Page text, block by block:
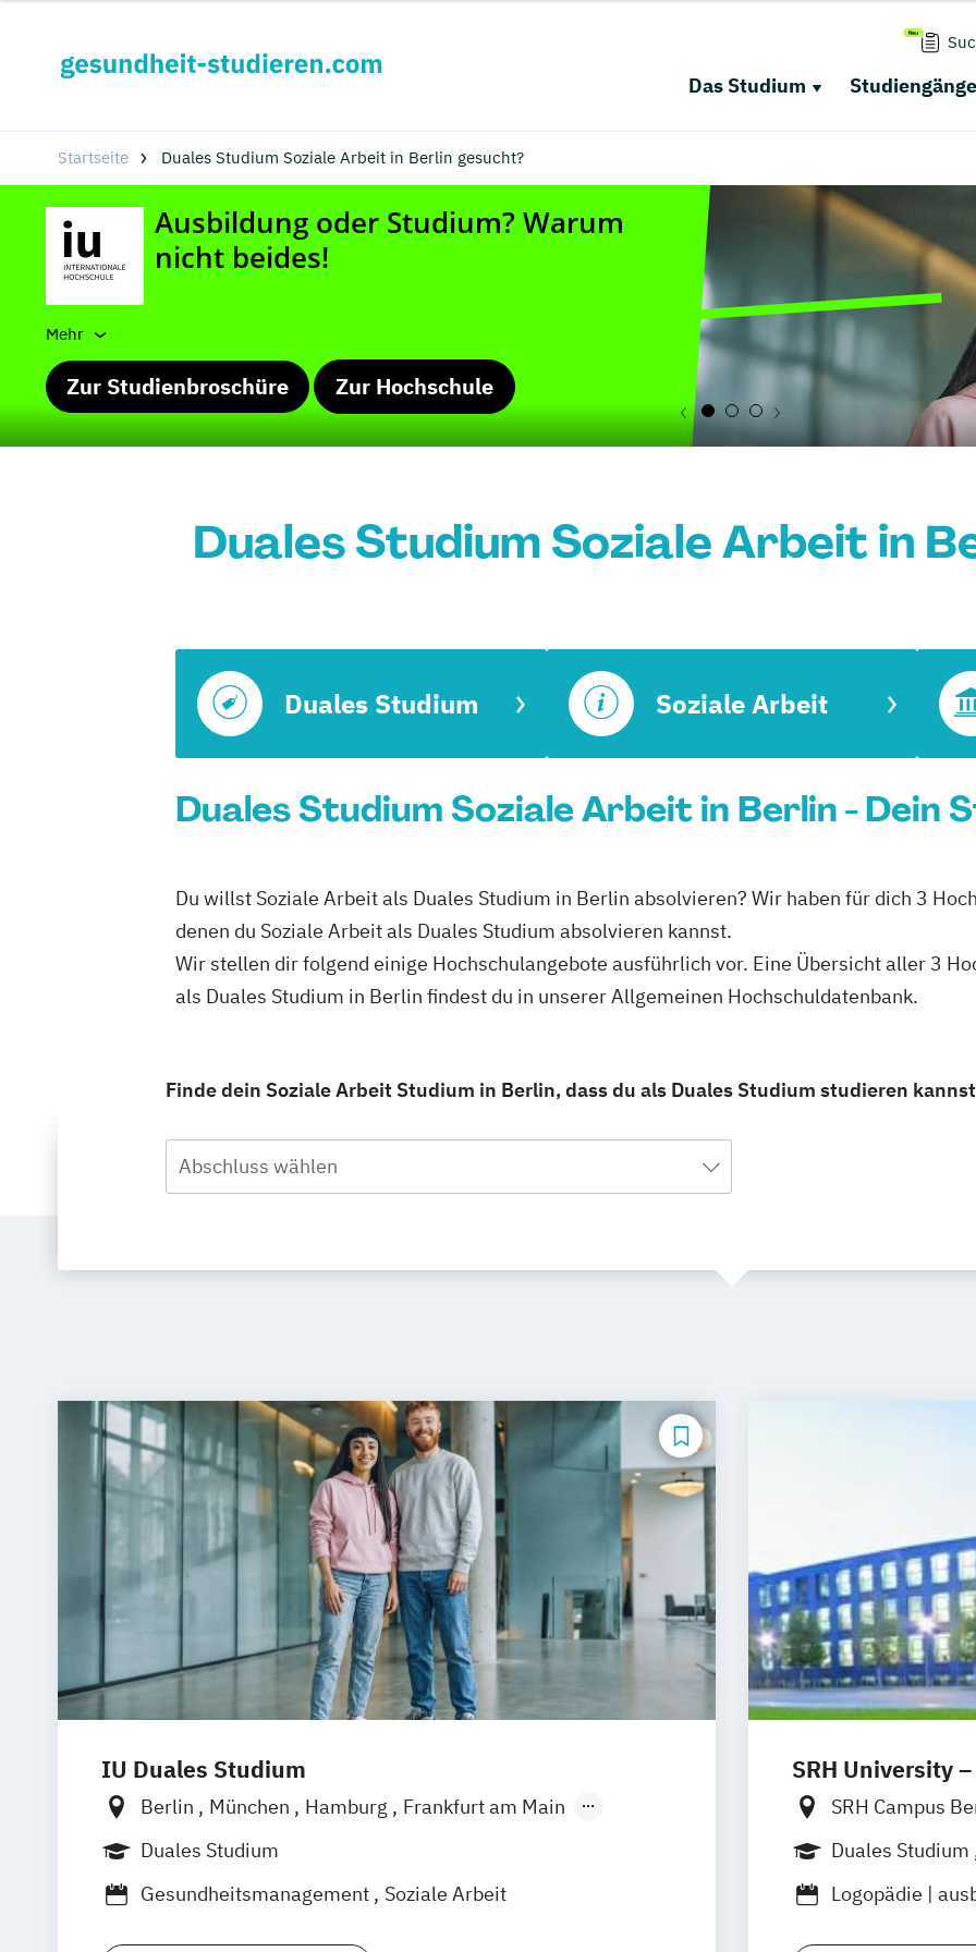
Das Studium Studiengänge
Startseite Duales Studium Soziale Arbeit in Berlin gesucht?
Mehr
Zur Studienbroschüre Zur Hochschule
Duales Studium Soziale Arbeit in
Duales Studium Soziale Arbeit
Duales Studium Soziale Arbeit in Berlin - Dein
Du willst Soziale Arbeit als Duales Studium in Berlin absolvieren? Wir haben für dich 3
denen du Soziale Arbeit als Duales Studium absolvieren kannst.
Wir stellen dir folgend einige Hochschulangebote ausführlich vor. Eine Übersicht aller 3
als Duales Studium in Berlin findest du in unserer Allgemeinen Hochschuldatenbank.
Finde dein Soziale Arbeit Studium in Berlin, dass du als Duales Studium studieren
Abschluss wählen
IU Duales Studium
Berlin München Hamburg
Frankfurt am Main
Düsseldorf
Augsburg Bielefeld Braunschweig Dresden
Duales Studium
Gesundheitsmanagement
Soziale Arbeit
SRH University
SRH Campus
SRH Campus
SRH Campus
SRH Campus
Duales Studium
Logopädie |